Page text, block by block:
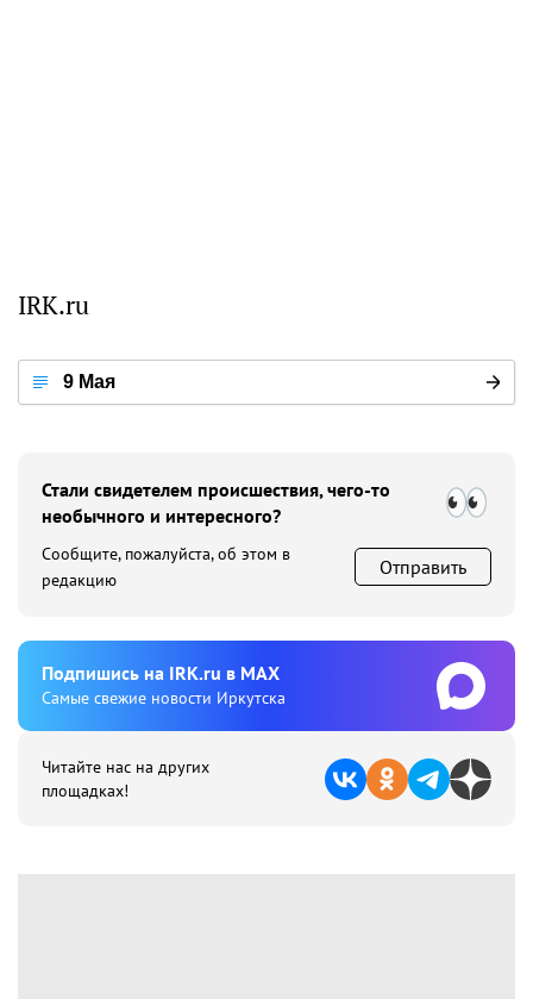
IRK.ru
9 Мая
Стали свидетелем происшествия, чего-то
необычного и интересного?
Сообщите, пожалуйста, об этом в
редакцию
Отправить
Подпишиcь на IRK.ru в MAX
Cамые свежие новости Иркутска
Читайте нас на других
площадках!